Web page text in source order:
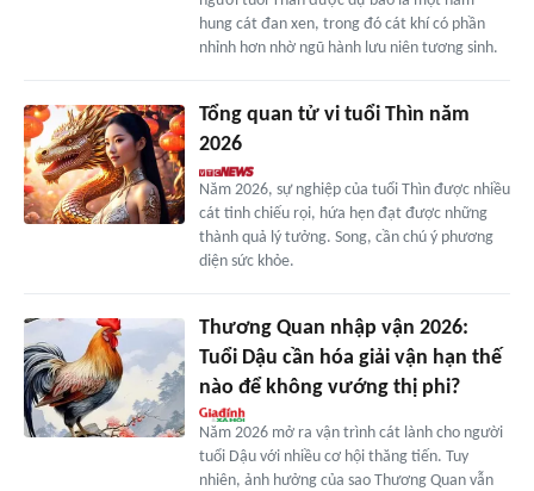
hung cát đan xen, trong đó cát khí có phần
nhỉnh hơn nhờ ngũ hành lưu niên tương sinh.
Tổng quan tử vi tuổi Thìn năm
2026
Năm 2026, sự nghiệp của tuổi Thìn được nhiều
cát tinh chiếu rọi, hứa hẹn đạt được những
thành quả lý tưởng. Song, cần chú ý phương
diện sức khỏe.
Thương Quan nhập vận 2026:
Tuổi Dậu cần hóa giải vận hạn thế
nào để không vướng thị phi?
Năm 2026 mở ra vận trình cát lành cho người
tuổi Dậu với nhiều cơ hội thăng tiến. Tuy
nhiên, ảnh hưởng của sao Thương Quan vẫn